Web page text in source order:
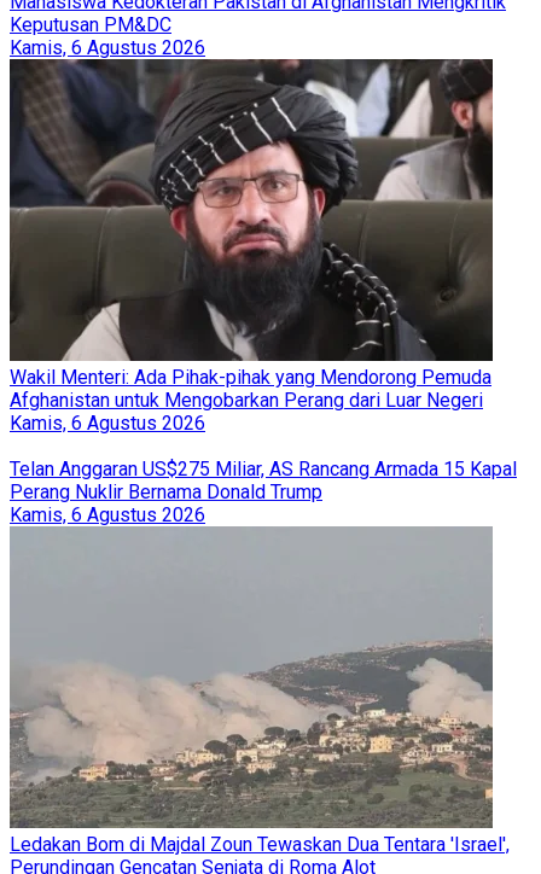
Keputusan PM&DC
Kamis, 6 Agustus 2026
Wakil Menteri: Ada Pihak-pihak yang Mendorong Pemuda
Afghanistan untuk Mengobarkan Perang dari Luar Negeri
Kamis, 6 Agustus 2026
Telan Anggaran US$275 Miliar, AS Rancang Armada 15 Kapal
Perang Nuklir Bernama Donald Trump
Kamis, 6 Agustus 2026
Ledakan Bom di Majdal Zoun Tewaskan Dua Tentara 'Israel',
Perundingan Gencatan Senjata di Roma Alot